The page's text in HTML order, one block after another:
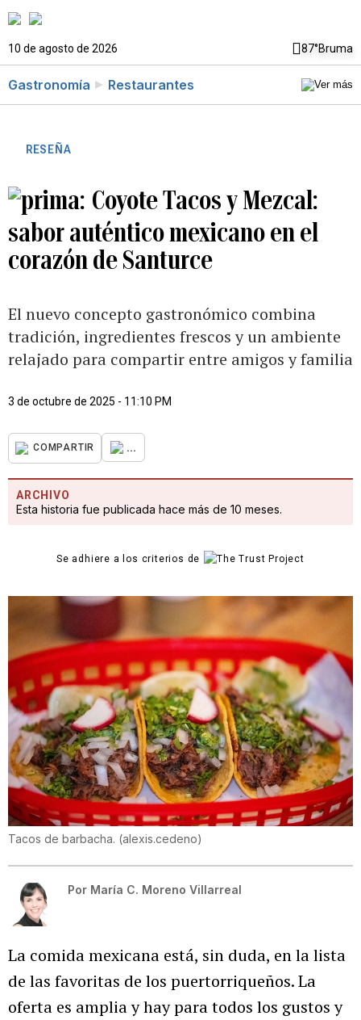
10 de agosto de 2026 87°Bruma
Gastronomía Restaurantes
RESEÑA
Coyote Tacos y Mezcal:
sabor auténtico mexicano en el
corazón de Santurce
El nuevo concepto gastronómico combina
tradición, ingredientes frescos y un ambiente
relajado para compartir entre amigos y familia
3 de octubre de 2025 - 11:10 PM
COMPARTIR ...
ARCHIVO
Esta historia fue publicada hace más de 10 meses.
Se adhiere a los criterios de
Tacos de barbacha. (alexis.cedeno)
Por María C. Moreno Villarreal
La comida mexicana está, sin duda, en la lista
de las favoritas de los puertorriqueños. La
oferta es amplia y hay para todos los gustos y